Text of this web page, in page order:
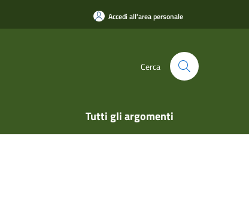
Accedi all'area personale
Cerca
Tutti gli argomenti